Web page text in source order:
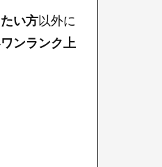
い方以外に
ンランク上